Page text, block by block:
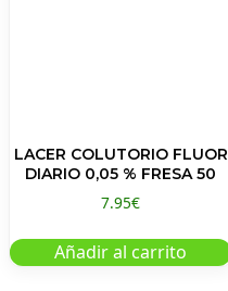
LACER COLUTORIO FLUOR
DIARIO 0,05 % FRESA 50
7.95€
Añadir al carrito